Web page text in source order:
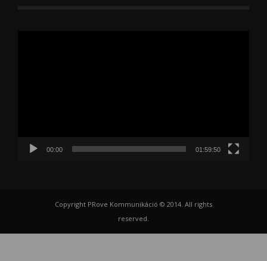
00:00 01:59:50
Copyright PRove Kommunikáció © 2014. All rights
reserved.